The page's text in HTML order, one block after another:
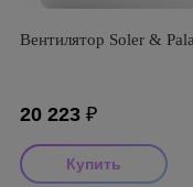
Вентилятор Soler &
20 223 ₽